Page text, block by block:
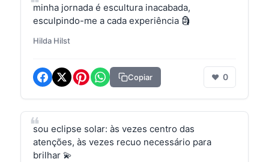
minha jornada é escultura inacabada,
esculpindo-me a cada experiência 🗿
Hilda Hilst
Copiar ❤ 0
sou eclipse solar: às vezes centro das
atenções, às vezes recuo necessário para
brilhar 💫